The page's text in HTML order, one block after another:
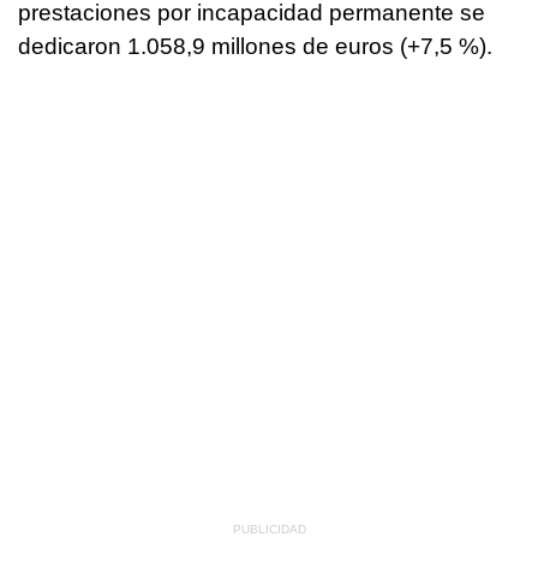
prestaciones por incapacidad permanente se
dedicaron 1.058,9 millones de euros (+7,5 %).